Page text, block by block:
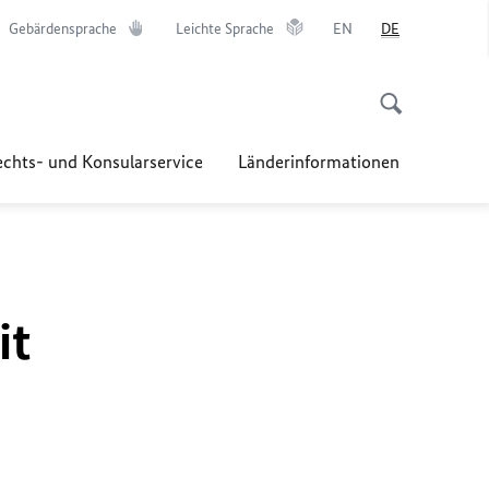
Gebärdensprache Leichte Sprache EN DE
und Konsularservice Länderinformationen